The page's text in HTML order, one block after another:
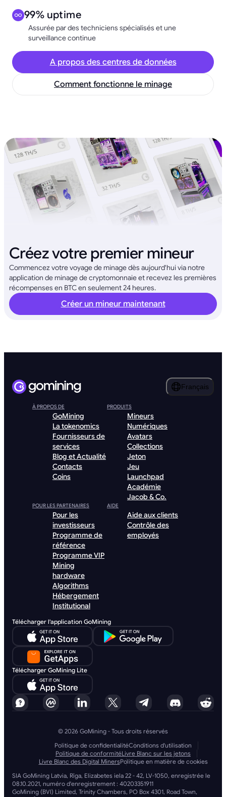
99% uptime
Assurée par des techniciens spécialisés et une
surveillance continue
A propos des centres de données
Comment fonctionne le minage
Créez votre premier mineur
Commencez votre voyage de minage dès aujourd'hui via notre
application de minage de cryptomonnaie et recevez les premières
récompenses en BTC en seulement 24 heures.
Créer un mineur maintenant
Français
À PROPOS DE
GoMining
La tokenomics
Fournisseurs de
services
Blog et Actualité
Contacts
Coins
PRODUITS
Mineurs
Numériques
Avatars
Collections
Jeton
Jeu
Launchpad
Académie
Jacob & Co.
POUR LES PARTENAIRES
Pour les
investisseurs
Programme de
référence
Programme VIP
Mining
hardware
Algorithms
Hébergement
Institutional
AIDE
Aide aux clients
Contrôle des
employés
Télécharger l'application GoMining
Télécharger GoMining Lite
© 2026 GoMining - Tous droits réservés
Politique de confidentialitéConditions d'utilisation
Politique de conformitéLivre Blanc sur les jetons
Livre Blanc des Digital MinersPolitique en matière de cookies
SIA GoMining Latvia, Rīga, Elizabetes iela 22 - 42, LV-1050, enregistrée le
08.10.2021, numéro d'enregistrement : 40203351911
GoMining (BVI) Limited, Trinity Chambers, PO Box 4301, Road Town,